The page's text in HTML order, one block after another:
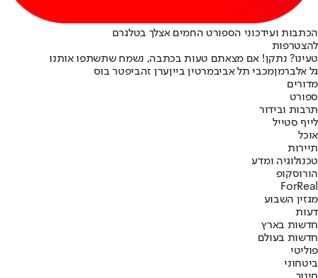
הכתבות ועידכוני הספורט החמים אצלך בטלגרם
להצטרפות
טעינו? נתקן! אם מצאתם טעות בכתבה, נשמח שתשתפו אותנו
גל אלברמןמכבי תל אביבמרטין בייןערן זהביפטר בוס
מדורים
ספורט
תרבות ובידור
לייף סטייל
אוכל
תיירות
טכנולוגיה ומדע
הורוסקופ
ForReal
מגזין השבוע
דעות
חדשות בארץ
חדשות בעולם
פוליטי
ביטחוני